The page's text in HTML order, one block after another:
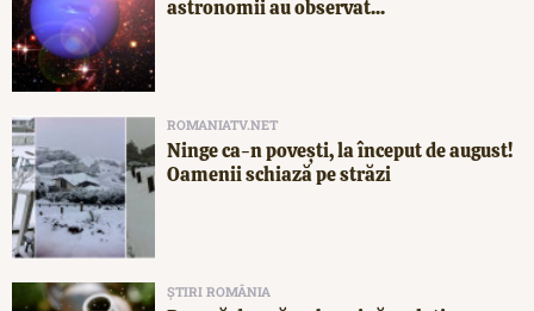
astronomii au observat...
ROMANIATV.NET
Ninge ca-n povești, la început de august!
Oamenii schiază pe străzi
ȘTIRI ROMÂNIA